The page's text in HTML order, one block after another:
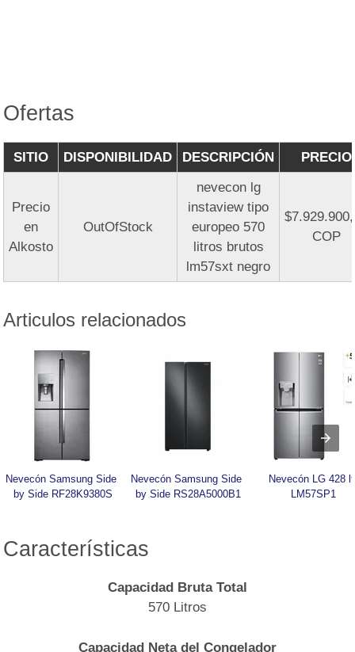
Ofertas
SITIO DISPONIBILIDAD DESCRIPCIÓN PRECIO
Precio
en
Alkosto
OutOfStock
nevecon lg
instaview tipo
europeo 570
litros brutos
lm57sxt negro
COP
Articulos relacionados
Nevecón Samsung Side
by Side RF28K9380S
Nevecón Samsung Side
by Side RS28A5000B1
Nevecón LG 428 lt
LM57SP1
Características
Capacidad Bruta Total
570 Litros
Capacidad Neta del Congelador